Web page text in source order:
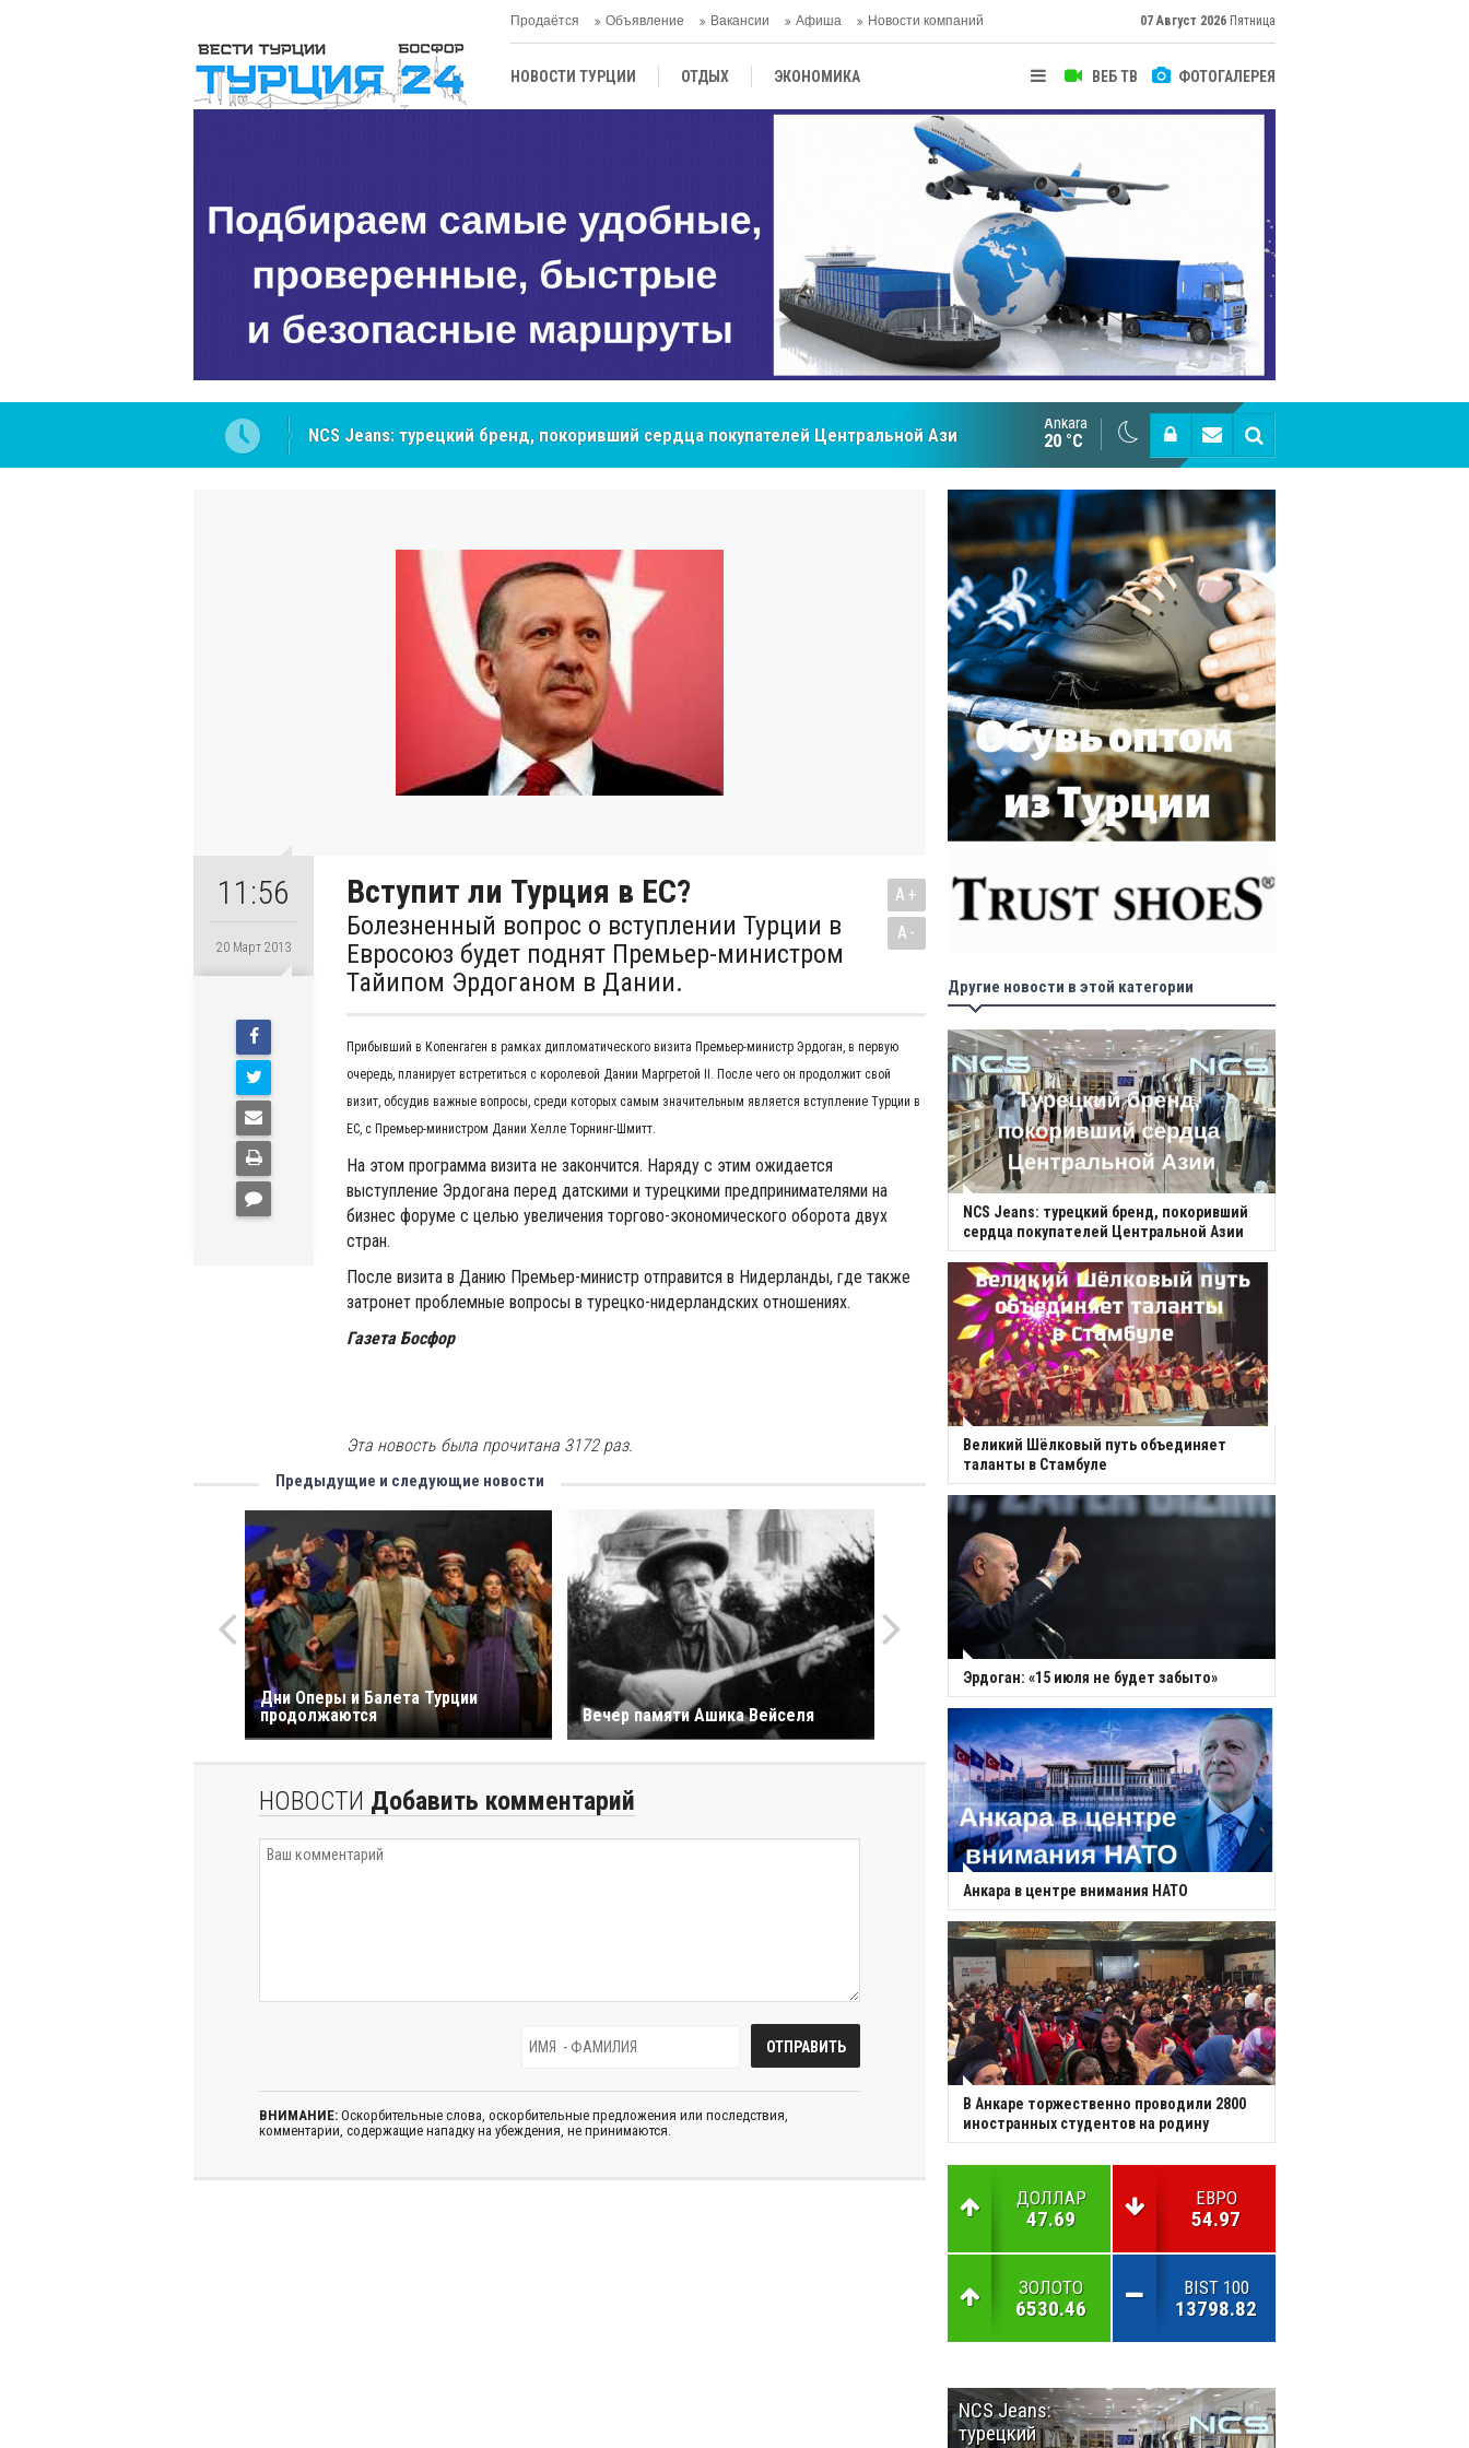
Продаётся Объявление Вакансии Афиша Новости компаний 07 Август 2026 Пятница
ВЕБ ТВ ФОТОГАЛЕРЕЯ
НОВОСТИ ТУРЦИИ ОТДЫХ ЭКОНОМИКА
ЦЕНТРАЛЬНАЯ АЗИЯ
Cottonhill покоряет мировые рынки
Великий Шёлковый путь объединяет таланты в
Ankara
20 °C
11:56
20 Март 2013
Вступит ли Турция в ЕС?
Болезненный вопрос о вступлении Турции в
Евросоюз будет поднят Премьер-министром
Тайипом Эрдоганом в Дании.
A+
A-
Прибывший в Копенгаген в рамках дипломатического визита Премьер-министр Эрдоган, в первую
очередь, планирует встретиться с королевой Дании Маргретой II. После чего он продолжит свой
визит, обсудив важные вопросы, среди которых самым значительным является вступление Турции в
ЕС, с Премьер-министром Дании Хелле Торнинг-Шмитт.
На этом программа визита не закончится. Наряду с этим ожидается
выступление Эрдогана перед датскими и турецкими предпринимателями на
бизнес форуме с целью увеличения торгово-экономического оборота двух
стран.
После визита в Данию Премьер-министр отправится в Нидерланды, где также
затронет проблемные вопросы в турецко-нидерландских отношениях.
Газета Босфор
Эта новость была прочитана 3172 раз.
Предыдущие и следующие новости
Дни Оперы и Балета Турции
продолжаются
Вечер памяти Ашика Вейселя
НОВОСТИ Добавить комментарий
ВНИМАНИЕ: Оскорбительные слова, оскорбительные предложения или последствия,
комментарии, содержащие нападку на убеждения, не принимаются.
Другие новости в этой категории
NCS Jeans: турецкий бренд, покоривший
сердца покупателей Центральной Азии
Великий Шёлковый путь объединяет
таланты в Стамбуле
Эрдоган: «15 июля не будет забыто»
Анкара в центре внимания НАТО
В Анкаре торжественно проводили 2800
иностранных студентов на родину
ДОЛЛАР
47.69
ЕВРО
54.97
ЗОЛОТО
6530.46
BIST 100
13798.82
NCS Jeans:
турецкий